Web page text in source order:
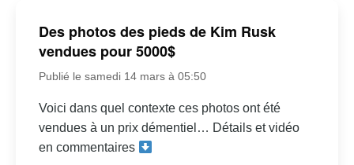
Des photos des pieds de Kim Rusk
vendues pour 5000$
Publié le samedi 14 mars à 05:50
Voici dans quel contexte ces photos ont été
vendues à un prix démentiel… Détails et vidéo
en commentaires